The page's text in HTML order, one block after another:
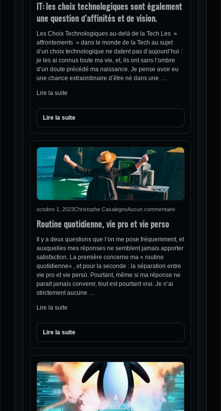
IT: les choix technologiques sont également
une question d’affinités et de vision.
Les Choix Technologiques au-delà de la Tech Les »
affrontements » dans le monde de la Tech au sujet
d’un choix technologique ne datent pas d’aujourd’hui :
je les ai connus toute ma vie, et, ils ont sans l’ombre
d’un doute précédé ma naissance. Je pense avoir eu
une chance extraordinaire d’être né dans une …
Lire la suite
Lire la suite
octobre 1, 2023Christophe CasalegnoAucun commentaire
Routine quotidienne, vie pro et vie perso
Il y a deux questions que l’on me pose fréquemment, et
auxquelles mes réponses ne semblent jamais apporter
satisfaction. La première concerne ma « routine
quotidienne« , et pour la seconde : la séparation entre
vie pro et vie perso. Pourtant, même si ma réponse ne
parait jamais convenir, tout est pourtant vrai. Je n’ai
strictement aucune …
Lire la suite
Lire la suite